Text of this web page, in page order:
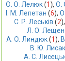
О. О. Лелюк (1), О.
І. М. Лепетан (6),
С. Р. Леськів (2),
Л. О.
А. О. Линдюк (1),
В. Ю. Лисак
А. С.